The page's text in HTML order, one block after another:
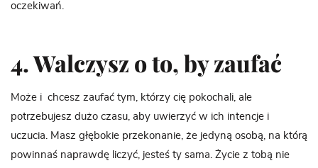
oczekiwań.
4. Walczysz o to, by zaufać
Może i chcesz zaufać tym, którzy cię pokochali, ale
potrzebujesz dużo czasu, aby uwierzyć w ich intencje i
uczucia. Masz głębokie przekonanie, że jedyną osobą, na którą
powinnaś naprawdę liczyć, jesteś ty sama. Życie z tobą nie